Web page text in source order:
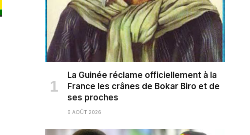
La Guinée réclame officiellement à la
France les crânes de Bokar Biro et de
ses proches
6 AOÛT 2026